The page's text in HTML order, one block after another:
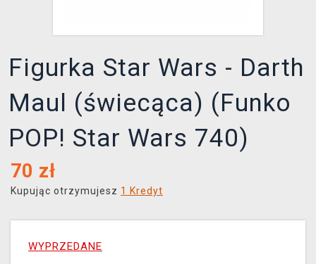
Figurka Star Wars - Darth
Maul (świecąca) (Funko
POP! Star Wars 740)
70 zł
Kupując otrzymujesz 1 Kredyt
WYPRZEDANE